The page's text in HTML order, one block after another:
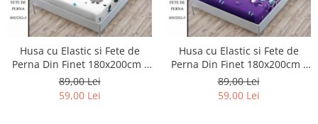
Husa cu Elastic si Fete de
Perna Din Finet 180x200cm -
Alba Cu Fluturasi
89,00 Lei
59,00 Lei
Husa cu Elastic si Fete de
Perna Din Finet 180x200cm -
Mov Cu Fluturi
89,00 Lei
59,00 Lei